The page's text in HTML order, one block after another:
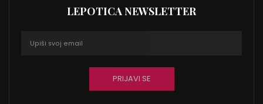
LEPOTICA NEWSLETTER